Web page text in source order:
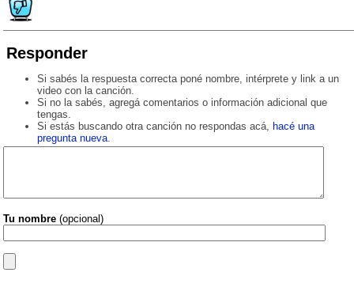
Responder
Si sabés la respuesta correcta poné nombre, intérprete y link a un
video con la canción.
Si no la sabés, agregá comentarios o información adicional que
tengas.
Si estás buscando otra canción no respondas acá, hacé una
pregunta nueva.
Tu nombre (opcional)